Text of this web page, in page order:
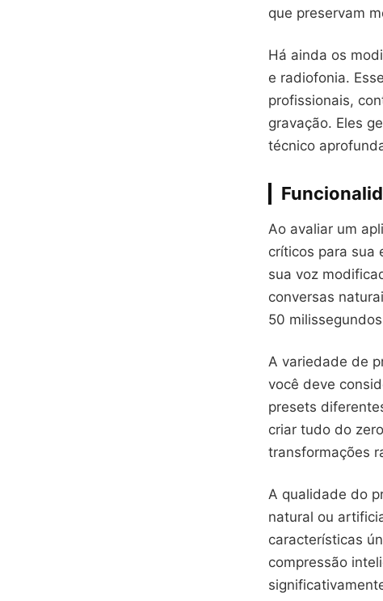
que preservam
Há ainda os
e radiofonia.
profissionais,
gravação. Eles
técnico
Ao avaliar um
críticos para sua
sua voz
conversas
50
A variedade de
você deve
presets
criar tudo do
transformações
A qualidade do
natural ou
características
compressão